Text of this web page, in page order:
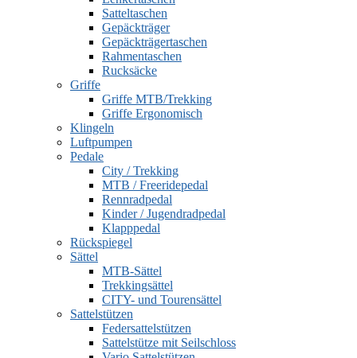
Satteltaschen
Gepäckträger
Gepäckträgertaschen
Rahmentaschen
Rucksäcke
Griffe
Griffe MTB/Trekking
Griffe Ergonomisch
Klingeln
Luftpumpen
Pedale
City / Trekking
MTB / Freeridepedal
Rennradpedal
Kinder / Jugendradpedal
Klapppedal
Rückspiegel
Sättel
MTB-Sättel
Trekkingsättel
CITY- und Tourensättel
Sattelstützen
Federsattelstützen
Sattelstütze mit Seilschloss